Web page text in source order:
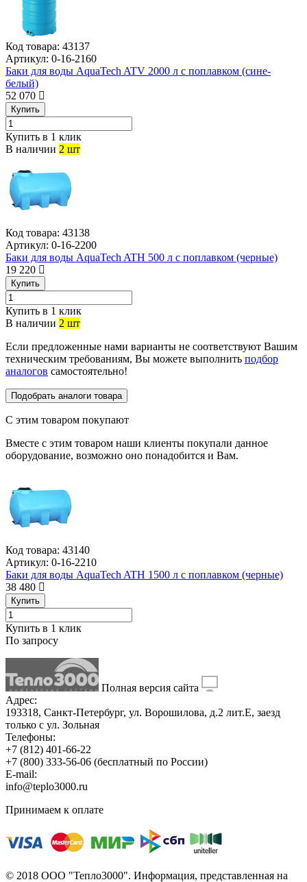
Код товара: 43137
Артикул: 0-16-2160
Баки для воды AquaTech ATV 2000 л с поплавком (сине-
белый)
52 070
Купить
Купить в 1 клик
В наличии 2 шт
Код товара: 43138
Артикул: 0-16-2200
Баки для воды AquaTech ATH 500 л с поплавком (черные)
19 220
Купить
Купить в 1 клик
В наличии 2 шт
Если предложенные нами варианты не соответствуют Вашим
техническим требованиям, Вы можете выполнить подбор
аналогов самостоятельно!
Подобрать аналоги товара
С этим товаром покупают
Вместе с этим товаром наши клиенты покупали данное
оборудование, возможно оно понадобится и Вам.
Код товара: 43140
Артикул: 0-16-2210
Баки для воды AquaTech ATH 1500 л с поплавком (черные)
38 480
Купить
Купить в 1 клик
По запросу
Полная версия сайта
Адрес:
193318, Санкт-Петербург, ул. Ворошилова, д.2 лит.Е, заезд
только с ул. Зольная
Телефоны:
+7 (812) 401-66-22
+7 (800) 333-56-06 (бесплатный по России)
E-mail:
info@teplo3000.ru
Принимаем к оплате
© 2018 ООО "Тепло3000". Информация, представленная на